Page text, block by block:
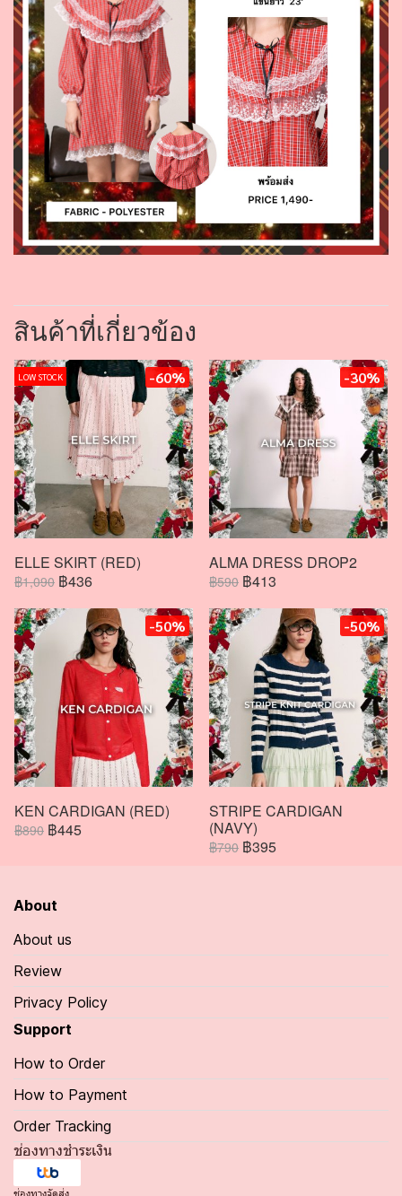
สินค้าที่เกี่ยวข้อง
LOW STOCK -60%
ELLE SKIRT (RED)
฿1,090 ฿436
-30%
ALMA DRESS DROP2
฿590 ฿413
-50%
KEN CARDIGAN (RED)
฿890 ฿445
-50%
STRIPE CARDIGAN
(NAVY)
฿790 ฿395
About
About us
Review
Privacy Policy
Support
How to Order
How to Payment
Order Tracking
ช่องทางชำระเงิน
ช่องทางจัดส่ง